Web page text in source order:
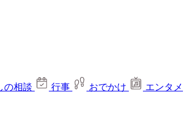
の相談 行事 おでかけ
エンタメ